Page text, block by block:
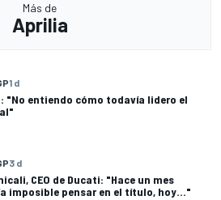
Más de
Aprilia
1 d
"No entiendo cómo todavía lidero el
3 d
CEO de Ducati: "Hace un mes
imposible pensar en el título, hoy..."